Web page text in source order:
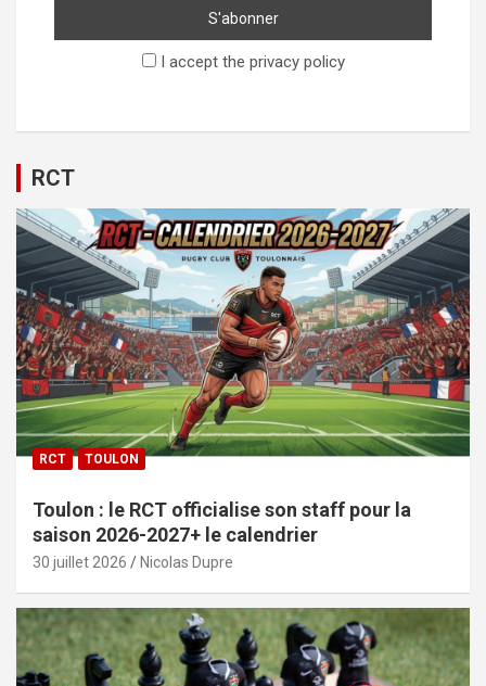
I accept the privacy policy
RCT
RCT TOULON
Toulon : le RCT officialise son staff pour la
saison 2026-2027+ le calendrier
30 juillet 2026 Nicolas Dupre